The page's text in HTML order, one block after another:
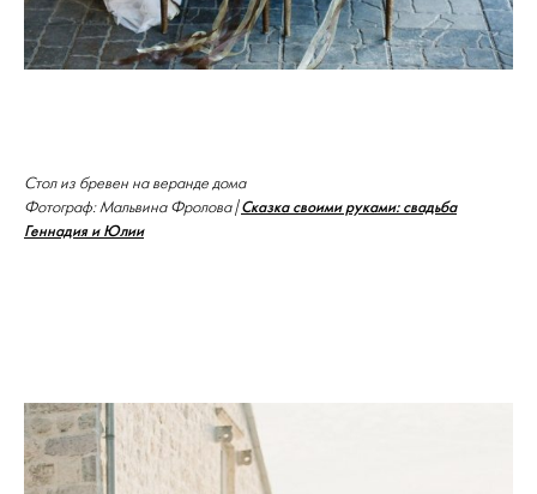
Стол из бревен на веранде дома
Фотограф: Мальвина Фролова |Сказка своими руками: свадьба
Геннадия и Юлии